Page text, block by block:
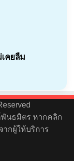
คยลืม
นธมิตร หากคลิก
ากผู้ให้บริการ